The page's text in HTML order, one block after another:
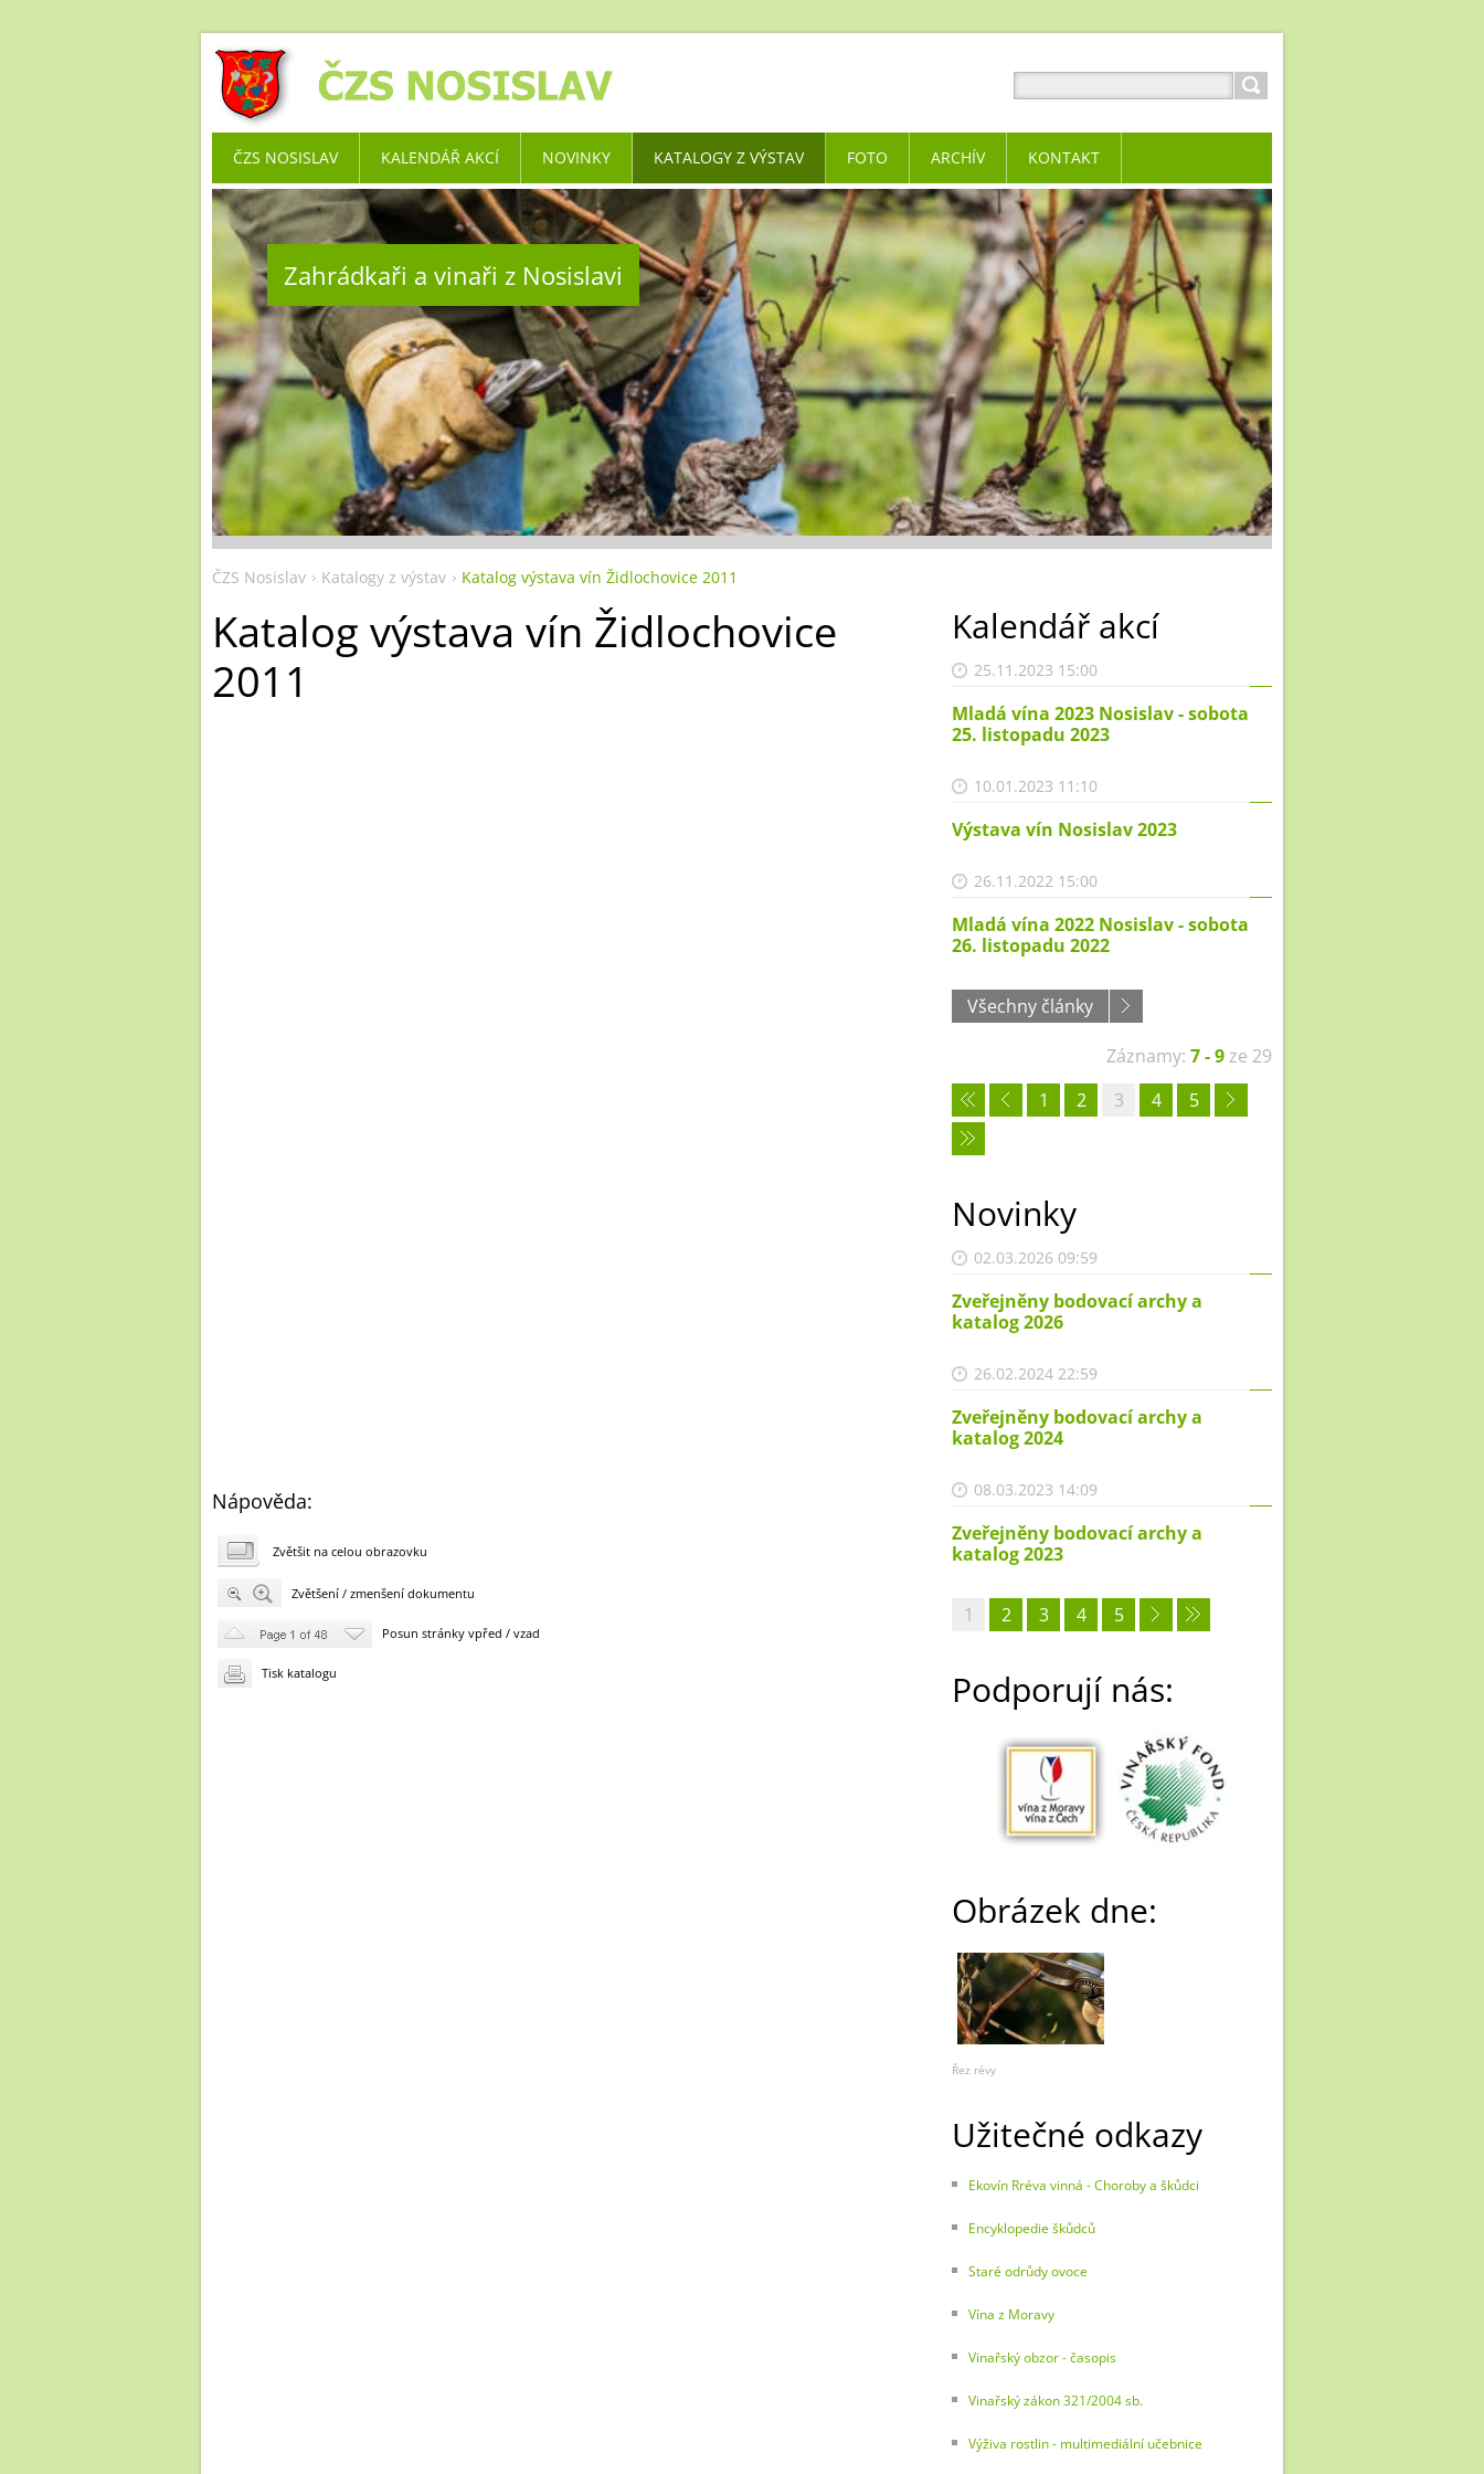
Zahrádkaři a vinaři z Nosislavi
ČZS Nosislav Katalogy z výstav Katalog výstava vín Židlochovice 2011
Katalog výstava vín Židlochovice
2011
Nápověda:
Zvětšit na celou obrazovku
Zvětšení / zmenšení dokumentu
Posun stránky vpřed / vzad
Tisk katalogu
Kalendář akcí
25.11.2023 15:00
Mladá vína 2023 Nosislav - sobota
25. listopadu 2023
10.01.2023 11:10
Výstava vín Nosislav 2023
26.11.2022 15:00
Mladá vína 2022 Nosislav - sobota
26. listopadu 2022
Všechny články
Záznamy: 7 - 9ze 29
1
2 3 4 5
Novinky
02.03.2026 09:59
Zveřejněny bodovací archy a
katalog 2026
26.02.2024 22:59
Zveřejněny bodovací archy a
katalog 2024
08.03.2023 14:09
Zveřejněny bodovací archy a
katalog 2023
1 2 3 4 5
Podporují nás:
Obrázek dne:
Řez révy
Užitečné odkazy
Ekovín Rréva vinná - Choroby a škůdci
Encyklopedie škůdců
Staré odrůdy ovoce
Vína z Moravy
Vinařský obzor - časopis
Vinařský zákon 321/2004 sb.
Výživa rostlin - multimediální učebnice
ČZS NOSISLAV KALENDÁŘ AKCÍ NOVINKY KATALOGY Z VÝSTAV FOTO ARCHÍV KONTAKT